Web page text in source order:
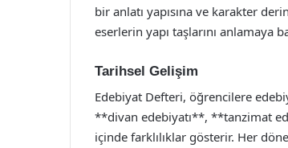
bir anlatı yapısına ve karakter
eserlerin yapı taşlarını anlamaya
Tarihsel Gelişim
Edebiyat Defteri, öğrencilere
**divan edebiyatı**, **tanzimat
içinde farklılıklar gösterir. Her